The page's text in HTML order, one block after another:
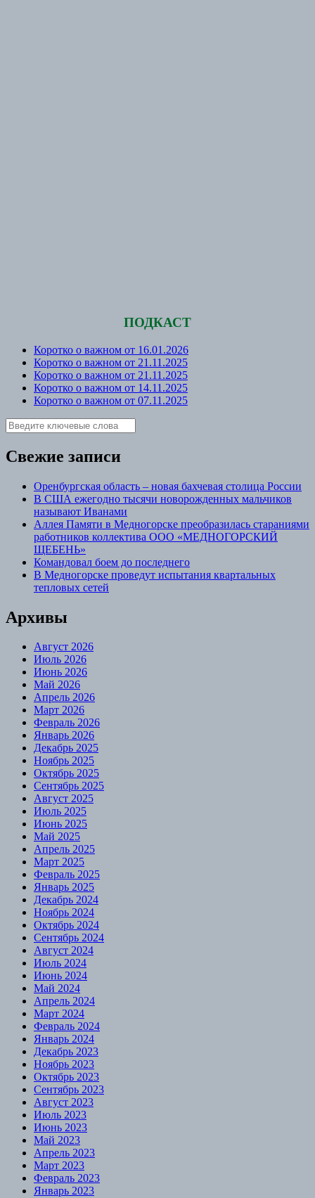
ПОДКАСТ
Коротко о важном от 16.01.2026
Коротко о важном от 21.11.2025
Коротко о важном от 21.11.2025
Коротко о важном от 14.11.2025
Коротко о важном от 07.11.2025
Свежие записи
Оренбургская область – новая бахчевая столица России
В США ежегодно тысячи новорожденных мальчиков
называют Иванами
Аллея Памяти в Медногорске преобразилась стараниями
работников коллектива ООО «МЕДНОГОРСКИЙ
ЩЕБЕНЬ»
Командовал боем до последнего
В Медногорске проведут испытания квартальных
тепловых сетей
Архивы
Август 2026
Июль 2026
Июнь 2026
Май 2026
Апрель 2026
Март 2026
Февраль 2026
Январь 2026
Декабрь 2025
Ноябрь 2025
Октябрь 2025
Сентябрь 2025
Август 2025
Июль 2025
Июнь 2025
Май 2025
Апрель 2025
Март 2025
Февраль 2025
Январь 2025
Декабрь 2024
Ноябрь 2024
Октябрь 2024
Сентябрь 2024
Август 2024
Июль 2024
Июнь 2024
Май 2024
Апрель 2024
Март 2024
Февраль 2024
Январь 2024
Декабрь 2023
Ноябрь 2023
Октябрь 2023
Сентябрь 2023
Август 2023
Июль 2023
Июнь 2023
Май 2023
Апрель 2023
Март 2023
Февраль 2023
Январь 2023